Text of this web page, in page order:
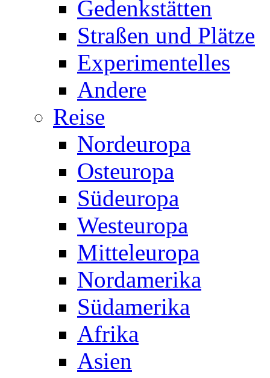
Gedenkstätten
Straßen und Plätze
Experimentelles
Andere
Reise
Nordeuropa
Osteuropa
Südeuropa
Westeuropa
Mitteleuropa
Nordamerika
Südamerika
Afrika
Asien